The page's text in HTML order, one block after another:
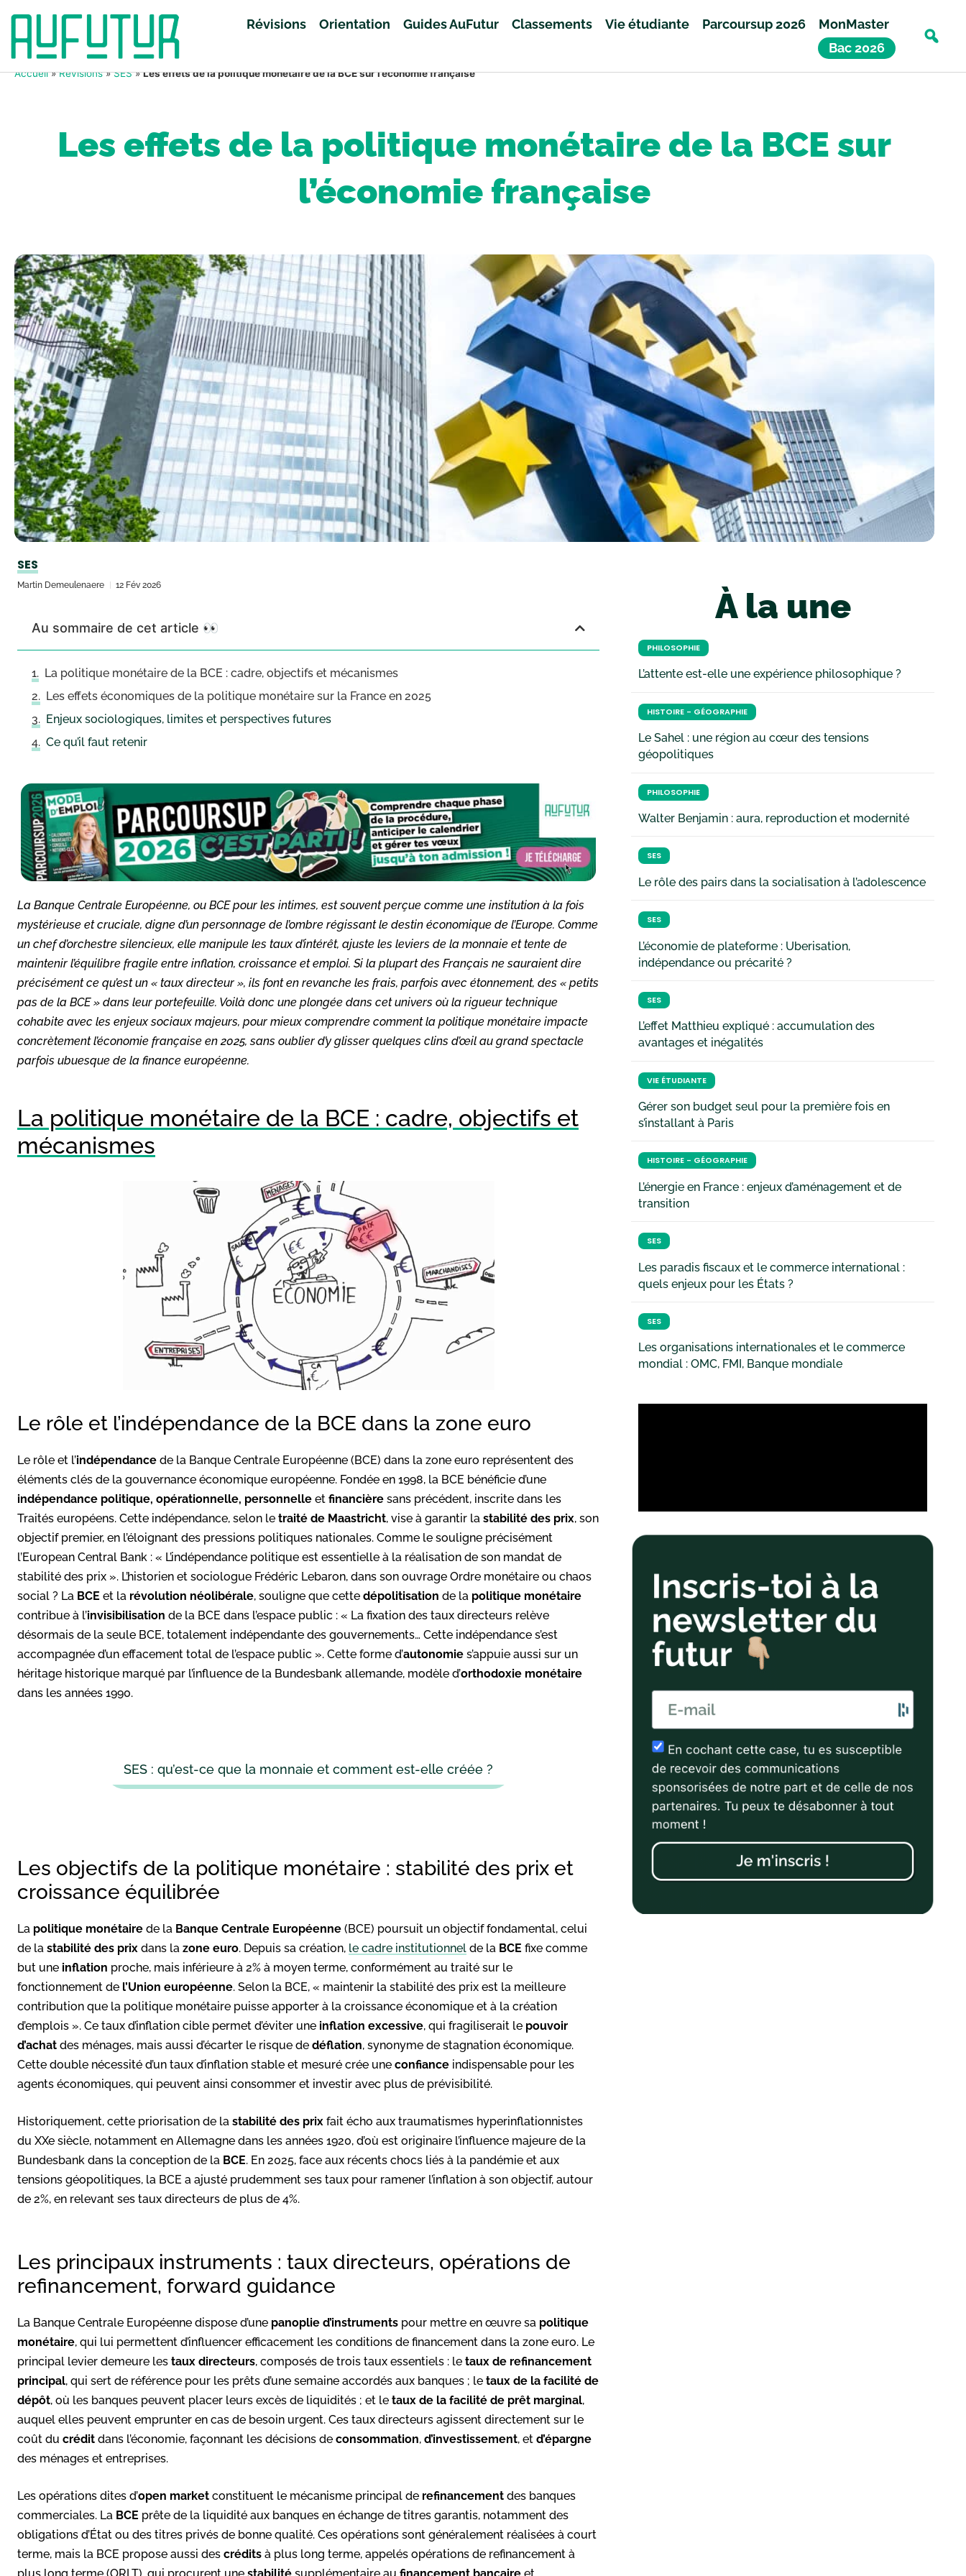
Révisions Orientation Guides AuFutur Classements Vie étudiante Parcoursup 2026
MonMaster
Bac 2026
Accueil»Révisions»SES»Les effets de la politique monétaire de la BCE sur l’économie française
Les effets de la politique monétaire de la BCE sur
l’économie française
SES
Martin Demeulenaere 12 Fév 2026
Au sommaire de cet article 👀
La politique monétaire de la BCE : cadre, objectifs et mécanismes
Les effets économiques de la politique monétaire sur la France en 2025
Enjeux sociologiques, limites et perspectives futures
Ce qu’il faut retenir
La Banque Centrale Européenne, ou BCE pour les intimes, est souvent perçue comme une institution à la fois
mystérieuse et cruciale, digne d’un personnage de l’ombre régissant le destin économique de l’Europe. Comme
un chef d’orchestre silencieux, elle manipule les taux d’intérêt, ajuste les leviers de la monnaie et tente de
maintenir l’équilibre fragile entre inflation, croissance et emploi. Si la plupart des Français ne sauraient dire
précisément ce qu’est un « taux directeur », ils font en revanche les frais, parfois avec étonnement, des « petits
pas de la BCE » dans leur portefeuille. Voilà donc une plongée dans cet univers où la rigueur technique
cohabite avec les enjeux sociaux majeurs, pour mieux comprendre comment la politique monétaire impacte
concrètement l’économie française en 2025, sans oublier d’y glisser quelques clins d’œil au grand spectacle
parfois ubuesque de la finance européenne.
La politique monétaire de la BCE : cadre, objectifs et
mécanismes
Le rôle et l’indépendance de la BCE dans la zone euro
Le rôle et l’indépendance de la Banque Centrale Européenne (BCE) dans la zone euro représentent des
éléments clés de la gouvernance économique européenne. Fondée en 1998, la BCE bénéficie d’une
indépendance politique, opérationnelle, personnelle et financière sans précédent, inscrite dans les
Traités européens. Cette indépendance, selon le traité de Maastricht, vise à garantir la stabilité des prix, son
objectif premier, en l’éloignant des pressions politiques nationales. Comme le souligne précisément
l’European Central Bank : « L’indépendance politique est essentielle à la réalisation de son mandat de
stabilité des prix ». L’historien et sociologue Frédéric Lebaron, dans son ouvrage Ordre monétaire ou chaos
social ? La BCE et la révolution néolibérale, souligne que cette dépolitisation de la politique monétaire
contribue à l’invisibilisation de la BCE dans l’espace public : « La fixation des taux directeurs relève
désormais de la seule BCE, totalement indépendante des gouvernements… Cette indépendance s’est
accompagnée d’un effacement total de l’espace public ». Cette forme d’autonomie s’appuie aussi sur un
héritage historique marqué par l’influence de la Bundesbank allemande, modèle d’orthodoxie monétaire
dans les années 1990.
SES : qu’est-ce que la monnaie et comment est-elle créée ?
Les objectifs de la politique monétaire : stabilité des prix et
croissance équilibrée
La politique monétaire de la Banque Centrale Européenne (BCE) poursuit un objectif fondamental, celui
de la stabilité des prix dans la zone euro. Depuis sa création, le cadre institutionnel de la BCE fixe comme
but une inflation proche, mais inférieure à 2% à moyen terme, conformément au traité sur le
fonctionnement de l’Union européenne. Selon la BCE, « maintenir la stabilité des prix est la meilleure
contribution que la politique monétaire puisse apporter à la croissance économique et à la création
d’emplois ». Ce taux d’inflation cible permet d’éviter une inflation excessive, qui fragiliserait le pouvoir
d’achat des ménages, mais aussi d’écarter le risque de déflation, synonyme de stagnation économique.
Cette double nécessité d’un taux d’inflation stable et mesuré crée une confiance indispensable pour les
agents économiques, qui peuvent ainsi consommer et investir avec plus de prévisibilité.
Historiquement, cette priorisation de la stabilité des prix fait écho aux traumatismes hyperinflationnistes
du XXe siècle, notamment en Allemagne dans les années 1920, d’où est originaire l’influence majeure de la
Bundesbank dans la conception de la BCE. En 2025, face aux récents chocs liés à la pandémie et aux
tensions géopolitiques, la BCE a ajusté prudemment ses taux pour ramener l’inflation à son objectif, autour
de 2%, en relevant ses taux directeurs de plus de 4%.
Les principaux instruments : taux directeurs, opérations de
refinancement, forward guidance
La Banque Centrale Européenne dispose d’une panoplie d’instruments pour mettre en œuvre sa politique
monétaire, qui lui permettent d’influencer efficacement les conditions de financement dans la zone euro. Le
principal levier demeure les taux directeurs, composés de trois taux essentiels : le taux de refinancement
principal, qui sert de référence pour les prêts d’une semaine accordés aux banques ; le taux de la facilité de
dépôt, où les banques peuvent placer leurs excès de liquidités ; et le taux de la facilité de prêt marginal,
auquel elles peuvent emprunter en cas de besoin urgent. Ces taux directeurs agissent directement sur le
coût du crédit dans l’économie, façonnant les décisions de consommation, d’investissement, et d’épargne
des ménages et entreprises.
Les opérations dites d’open market constituent le mécanisme principal de refinancement des banques
commerciales. La BCE prête de la liquidité aux banques en échange de titres garantis, notamment des
obligations d’État ou des titres privés de bonne qualité. Ces opérations sont généralement réalisées à court
terme, mais la BCE propose aussi des crédits à plus long terme, appelés opérations de refinancement à
À la une
PHILOSOPHIE
L’attente est-elle une expérience philosophique ?
HISTOIRE - GÉOGRAPHIE
Le Sahel : une région au cœur des tensions
géopolitiques
PHILOSOPHIE
Walter Benjamin : aura, reproduction et modernité
SES
Le rôle des pairs dans la socialisation à l’adolescence
SES
L’économie de plateforme : Uberisation,
indépendance ou précarité ?
SES
L’effet Matthieu expliqué : accumulation des
avantages et inégalités
VIE ÉTUDIANTE
Gérer son budget seul pour la première fois en
s’installant à Paris
HISTOIRE - GÉOGRAPHIE
L’énergie en France : enjeux d’aménagement et de
transition
SES
Les paradis fiscaux et le commerce international :
quels enjeux pour les États ?
SES
Les organisations internationales et le commerce
mondial : OMC, FMI, Banque mondiale